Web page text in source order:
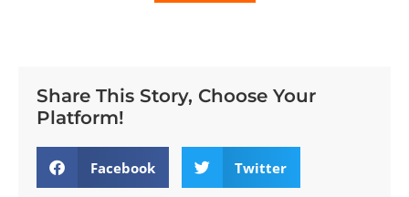
Share This Story, Choose Your
Platform!
Facebook Twitter